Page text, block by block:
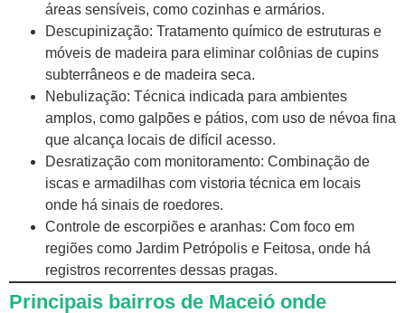
áreas sensíveis, como cozinhas e armários.
Descupinização: Tratamento químico de estruturas e
móveis de madeira para eliminar colônias de cupins
subterrâneos e de madeira seca.
Nebulização: Técnica indicada para ambientes
amplos, como galpões e pátios, com uso de névoa fina
que alcança locais de difícil acesso.
Desratização com monitoramento: Combinação de
iscas e armadilhas com vistoria técnica em locais
onde há sinais de roedores.
Controle de escorpiões e aranhas: Com foco em
regiões como Jardim Petrópolis e Feitosa, onde há
registros recorrentes dessas pragas.
Principais bairros de Maceió onde